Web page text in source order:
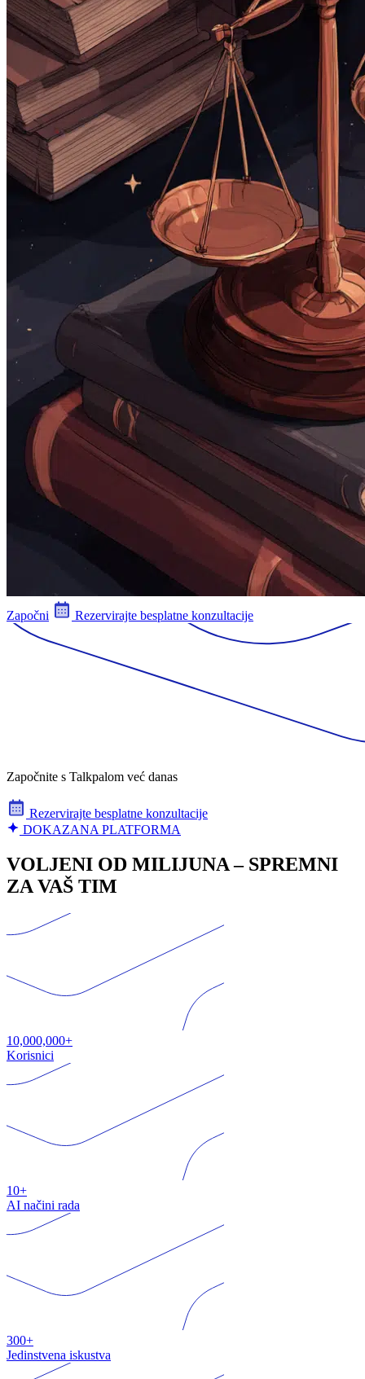
Započni Rezervirajte besplatne konzultacije
Započnite s Talkpalom već danas
Rezervirajte besplatne konzultacije
DOKAZANA PLATFORMA
VOLJENI OD MILIJUNA – SPREMNI
ZA VAŠ TIM
10,000,000+
Korisnici
10+
AI načini rada
300+
Jedinstvena iskustva